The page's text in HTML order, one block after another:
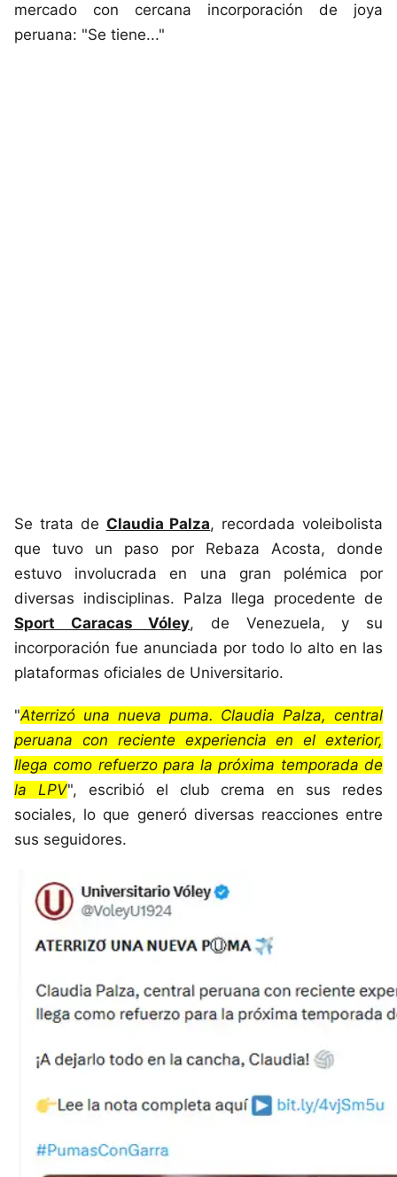
mercado con cercana incorporación de joya
peruana: "Se tiene..."
Se trata de Claudia Palza, recordada voleibolista
que tuvo un paso por Rebaza Acosta, donde
estuvo involucrada en una gran polémica por
diversas indisciplinas. Palza llega procedente de
Sport Caracas Vóley, de Venezuela, y su
incorporación fue anunciada por todo lo alto en las
plataformas oficiales de Universitario.
"Aterrizó una nueva puma. Claudia Palza, central
peruana con reciente experiencia en el exterior,
llega como refuerzo para la próxima temporada de
la LPV", escribió el club crema en sus redes
sociales, lo que generó diversas reacciones entre
sus seguidores.